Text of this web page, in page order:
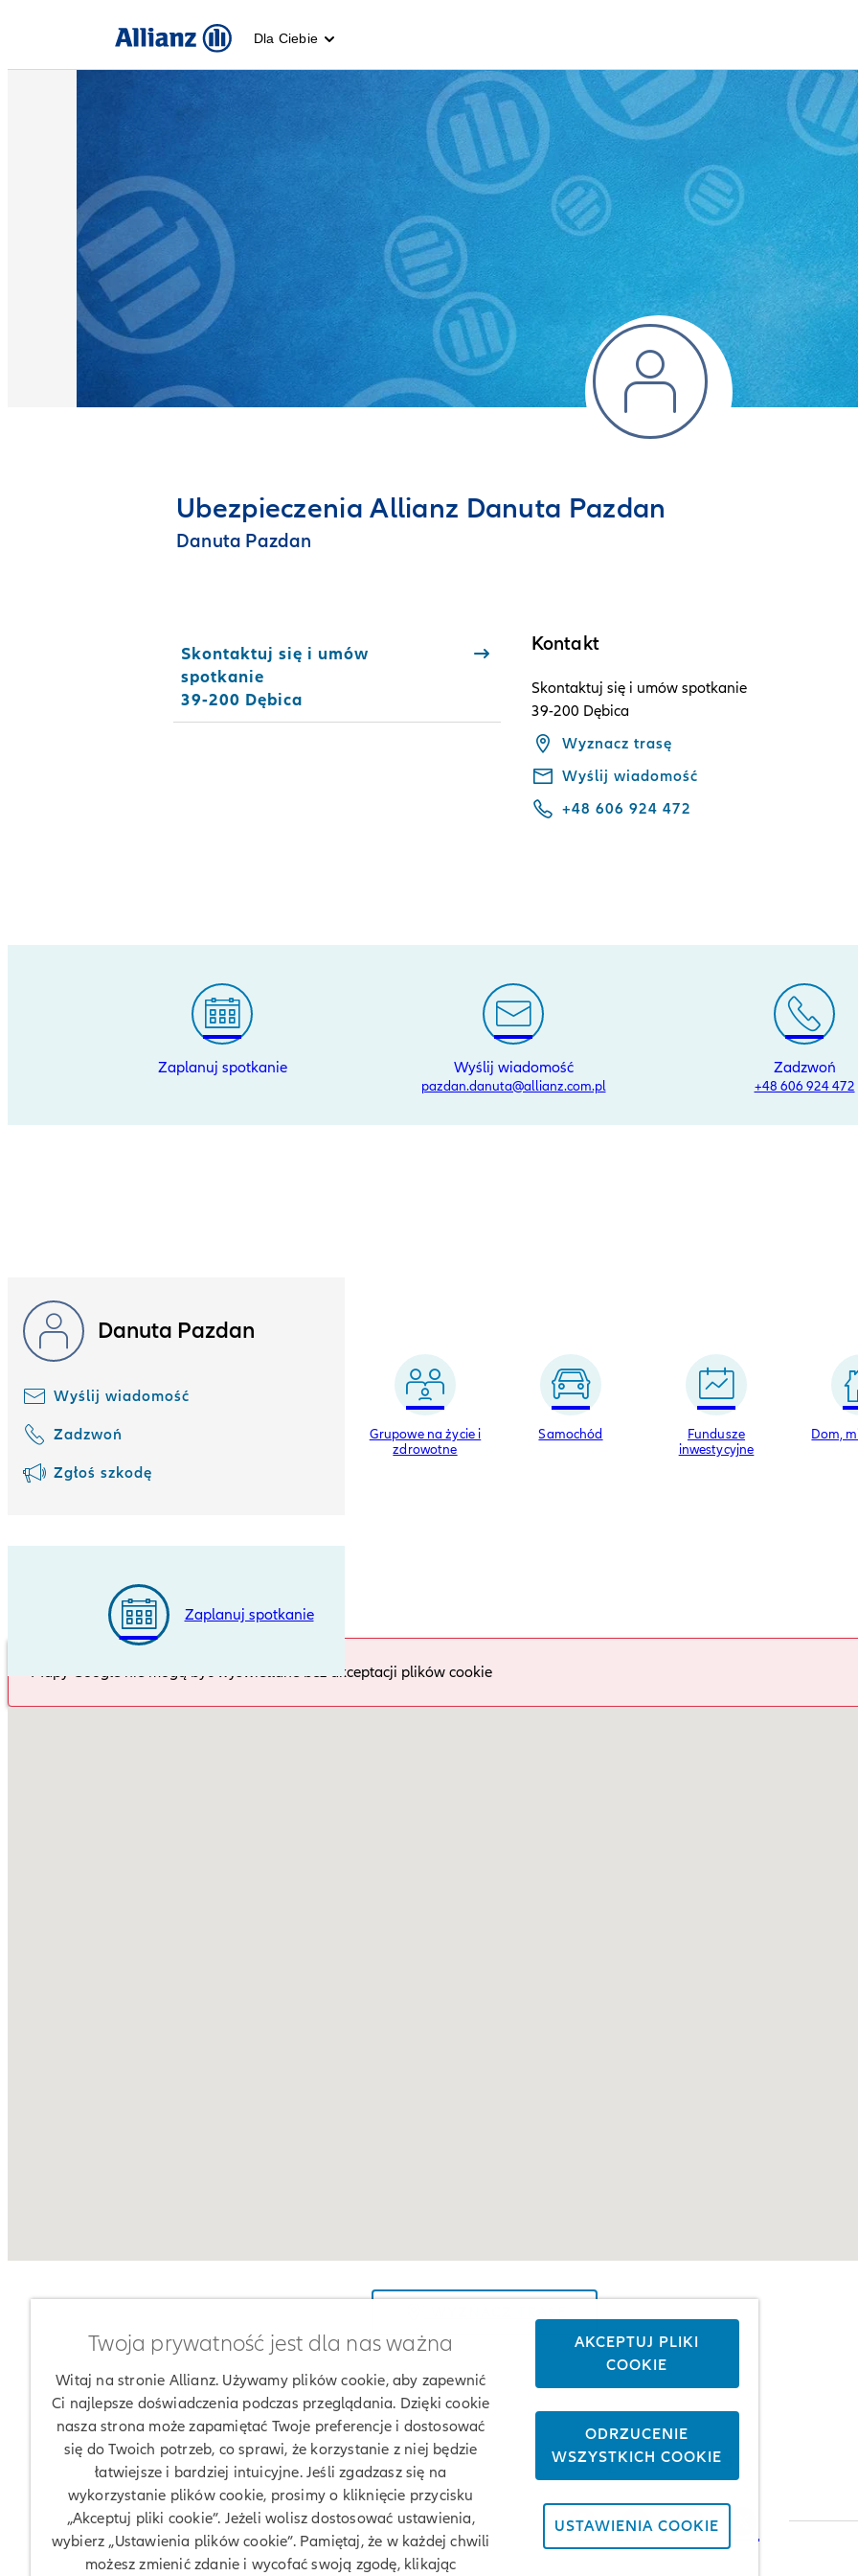
Dla Ciebie
Ubezpieczenia Allianz Danuta Pazdan
Danuta Pazdan
Skontaktuj się i umów
spotkanie
39-200 Dębica
Kontakt
Skontaktuj się i umów spotkanie
39-200 Dębica
Wyznacz trasę
Wyślij wiadomość
+48 606 924 472
Zaplanuj spotkanie Wyślij wiadomość
pazdan.danuta@allianz.com.pl
Zadzwoń
+48 606 924 472
Danuta Pazdan
Wyślij wiadomość
Zadzwoń
Zgłoś szkodę
Zaplanuj spotkanie
Wybierz, czego potrzebujesz
Nieszczęśliwe
Grupowe na życie i
zdrowotne
Samochód
Fundusze
inwestycyjne
Dom,
Mapy Google nie mogą być wyświetlane bez akceptacji plików cookie
Dołącz do nas
Twoja prywatność jest dla nas ważna
Witaj na stronie Allianz. Używamy plików cookie, aby zapewnić
Ci najlepsze doświadczenia podczas przeglądania. Dzięki cookie
nasza strona może zapamiętać Twoje preferencje i dostosować
się do Twoich potrzeb, co sprawi, że korzystanie z niej będzie
łatwiejsze i bardziej intuicyjne. Jeśli zgadzasz się na
wykorzystanie plików cookie, prosimy o kliknięcie przycisku
„Akceptuj pliki cookie”. Jeżeli wolisz dostosować ustawienia,
wybierz „Ustawienia plików cookie”. Pamiętaj, że w każdej chwili
możesz zmienić zdanie i wycofać swoją zgodę, klikając
AKCEPTUJ PLIKI
COOKIE
ODRZUCENIE
WSZYSTKICH COOKIE
USTAWIENIA COOKIE